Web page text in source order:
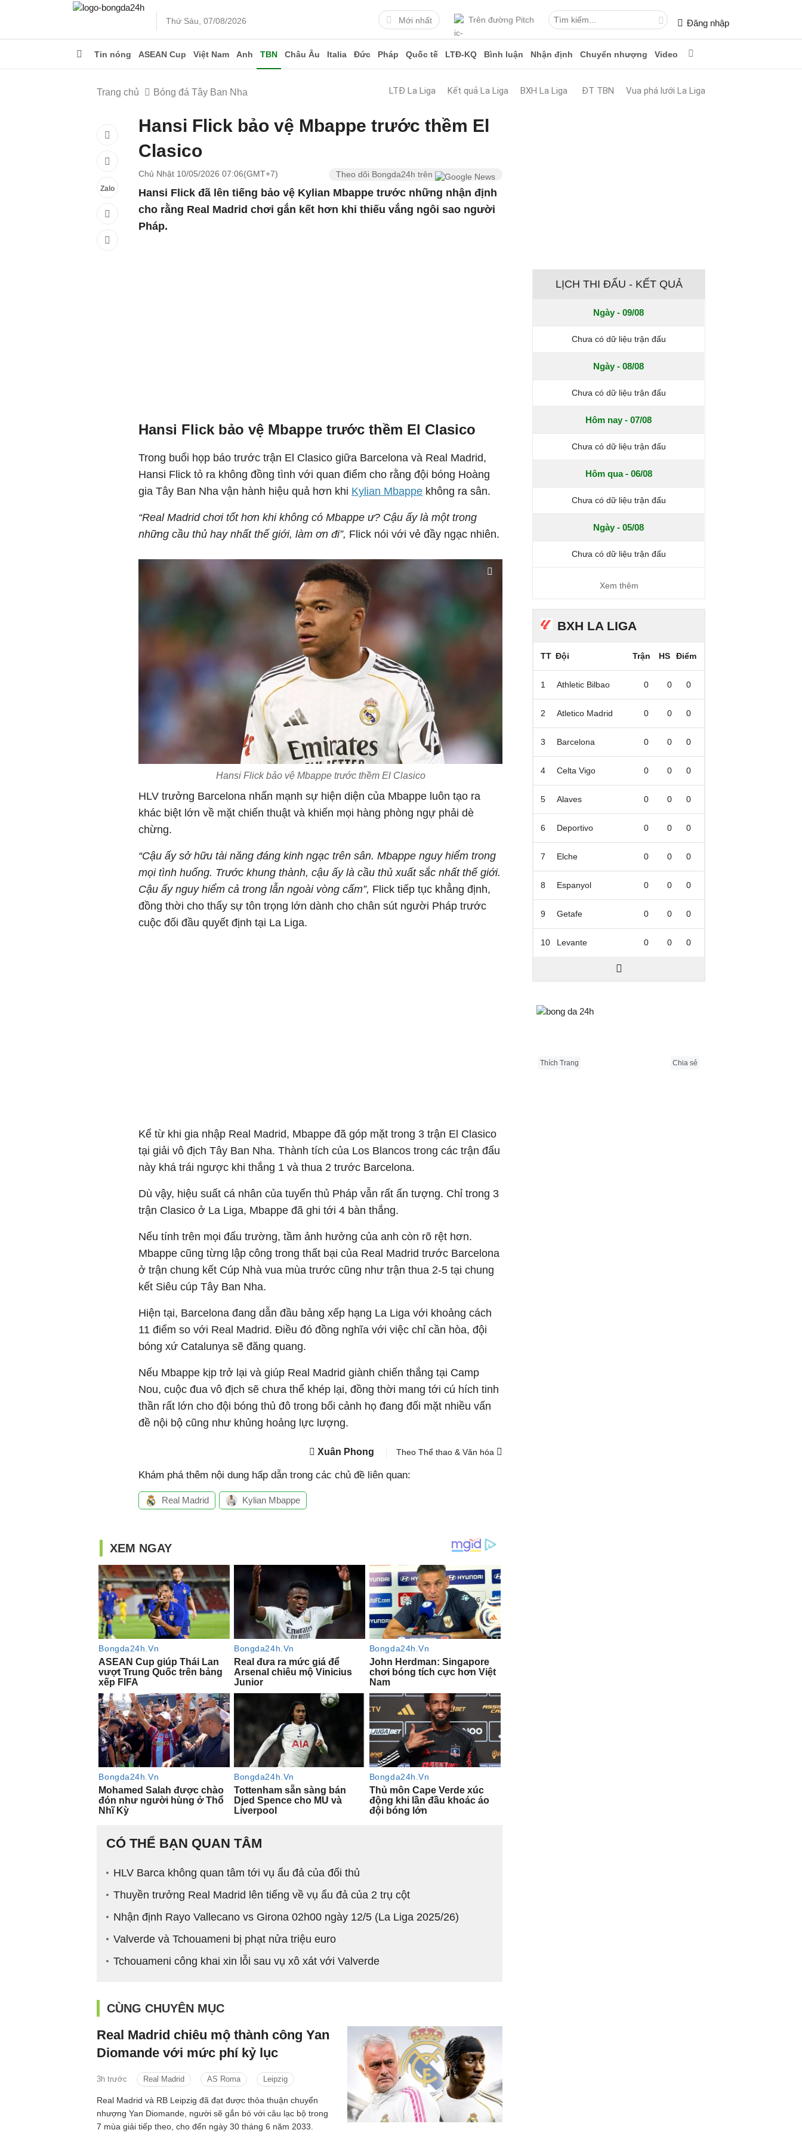
Thứ Sáu, 07/08/2026 Mới nhất Trên đường Pitch Đăng nhập
Tin nóng ASEAN Cup Việt Nam Anh TBN Châu Âu Italia Đức Pháp Quốc tế LTĐ-KQ Bình luận Nhận định Chuyển nhượng Video
Trang chủ Bóng đá Tây Ban Nha LTĐ La Liga Kết quả La Liga BXH La Liga ĐT TBN Vua phá lưới La Liga
Zalo
Hansi Flick bảo vệ Mbappe trước thềm El
Clasico
Chủ Nhật 10/05/2026 07:06(GMT+7) Theo dõi Bongda24h trên
Hansi Flick đã lên tiếng bảo vệ Kylian Mbappe trước những nhận định
cho rằng Real Madrid chơi gắn kết hơn khi thiếu vắng ngôi sao người
Pháp.
Hansi Flick bảo vệ Mbappe trước thềm El Clasico
Trong buổi họp báo trước trận El Clasico giữa Barcelona và Real Madrid,
Hansi Flick tỏ ra không đồng tình với quan điểm cho rằng đội bóng Hoàng
gia Tây Ban Nha vận hành hiệu quả hơn khi Kylian Mbappe không ra sân.
“Real Madrid chơi tốt hơn khi không có Mbappe ư? Cậu ấy là một trong
những cầu thủ hay nhất thế giới, làm ơn đi”, Flick nói với vẻ đầy ngạc nhiên.
Hansi Flick bảo vệ Mbappe trước thềm El Clasico
HLV trưởng Barcelona nhấn mạnh sự hiện diện của Mbappe luôn tạo ra
khác biệt lớn về mặt chiến thuật và khiến mọi hàng phòng ngự phải dè
chừng.
“Cậu ấy sở hữu tài năng đáng kinh ngạc trên sân. Mbappe nguy hiểm trong
mọi tình huống. Trước khung thành, cậu ấy là cầu thủ xuất sắc nhất thế giới.
Cậu ấy nguy hiểm cả trong lẫn ngoài vòng cấm”, Flick tiếp tục khẳng định,
đồng thời cho thấy sự tôn trọng lớn dành cho chân sút người Pháp trước
cuộc đối đầu quyết định tại La Liga.
Kể từ khi gia nhập Real Madrid, Mbappe đã góp mặt trong 3 trận El Clasico
tại giải vô địch Tây Ban Nha. Thành tích của Los Blancos trong các trận đấu
này khá trái ngược khi thắng 1 và thua 2 trước Barcelona.
Dù vậy, hiệu suất cá nhân của tuyển thủ Pháp vẫn rất ấn tượng. Chỉ trong 3
trận Clasico ở La Liga, Mbappe đã ghi tới 4 bàn thắng.
Nếu tính trên mọi đấu trường, tầm ảnh hưởng của anh còn rõ rệt hơn.
Mbappe cũng từng lập công trong thất bại của Real Madrid trước Barcelona
ở trận chung kết Cúp Nhà vua mùa trước cũng như trận thua 2-5 tại chung
kết Siêu cúp Tây Ban Nha.
Hiện tại, Barcelona đang dẫn đầu bảng xếp hạng La Liga với khoảng cách
11 điểm so với Real Madrid. Điều đó đồng nghĩa với việc chỉ cần hòa, đội
bóng xứ Catalunya sẽ đăng quang.
Nếu Mbappe kịp trở lại và giúp Real Madrid giành chiến thắng tại Camp
Nou, cuộc đua vô địch sẽ chưa thể khép lại, đồng thời mang tới cú hích tinh
thần rất lớn cho đội bóng thủ đô trong bối cảnh họ đang đối mặt nhiều vấn
đề nội bộ cũng như khủng hoảng lực lượng.
Xuân Phong Theo Thể thao & Văn hóa
Khám phá thêm nội dung hấp dẫn trong các chủ đề liên quan:
Real Madrid Kylian Mbappe
CÓ THỂ BẠN QUAN TÂM
HLV Barca không quan tâm tới vụ ẩu đả của đối thủ
Thuyền trưởng Real Madrid lên tiếng về vụ ẩu đả của 2 trụ cột
Nhận định Rayo Vallecano vs Girona 02h00 ngày 12/5 (La Liga 2025/26)
Valverde và Tchouameni bị phạt nửa triệu euro
Tchouameni công khai xin lỗi sau vụ xô xát với Valverde
CÙNG CHUYÊN MỤC
Real Madrid chiêu mộ thành công Yan
Diomande với mức phí kỷ lục
3h trước Real Madrid AS Roma Leipzig
Real Madrid và RB Leipzig đã đạt được thỏa thuận chuyển
nhượng Yan Diomande, người sẽ gắn bó với câu lạc bộ trong
7 mùa giải tiếp theo, cho đến ngày 30 tháng 6 năm 2033.
LỊCH THI ĐẤU - KẾT QUẢ
Ngày - 09/08
Chưa có dữ liệu trận đấu
Ngày - 08/08
Chưa có dữ liệu trận đấu
Hôm nay - 07/08
Chưa có dữ liệu trận đấu
Hôm qua - 06/08
Chưa có dữ liệu trận đấu
Ngày - 05/08
Chưa có dữ liệu trận đấu
Xem thêm
BXH LA LIGA
TT Đội Trận HS Điểm
1 Athletic Bilbao 0 0 0
2 Atletico Madrid 0 0 0
3 Barcelona 0 0 0
4 Celta Vigo 0 0 0
5 Alaves 0 0 0
6 Deportivo 0 0 0
7 Elche 0 0 0
8 Espanyol 0 0 0
9 Getafe 0 0 0
10 Levante 0 0 0
Thích Trang Chia sẻ